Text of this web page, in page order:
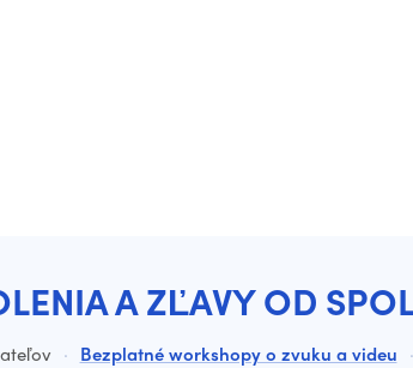
A ZĽAVY OD
· Bezplatné workshopy o zvuku a videu ·